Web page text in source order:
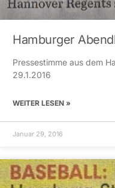
Hamburger
Pressestimme aus dem
29.1.2016
WEITER LESEN »
Januar 29, 2016